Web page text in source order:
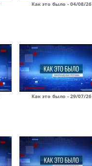
Как это было - 04/08/26
Как это было - 29/07/26